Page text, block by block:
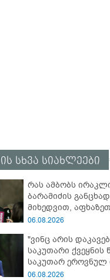
სხვა სიახლეები
რას ამბობს
ბარამიძის
მიხედვით,
„ჩვენებს ტყვეები
06.08.2026
"ვინც არის
საკუთარი ქვეყნის
საკუთარ ეროვნულ
უპირისპირდება,
06.08.2026